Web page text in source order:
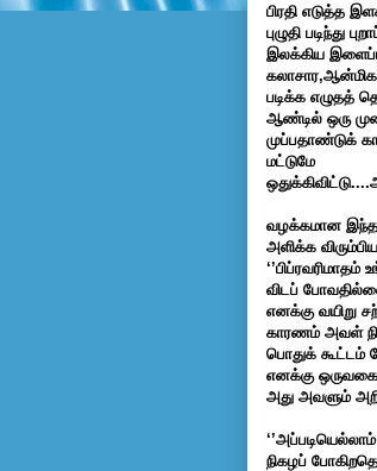
பிரதி எடுத்த
புழுதி படிந்து
இலக்கிய
படிக்க எழுதத்
ஆண்டில் ஒரு
முப்பதாண்டுக்
மட்டுமே
வழக்கமான இந்த
அளிக்க
‘’பிப்ரவரிமாதம்
விடப்
எனக்கு வயிறு
காரணம் அவள்
பொதுக் கூட்டம்
எனக்கு ஒருவகை
அது அவளும்
நிகழப்